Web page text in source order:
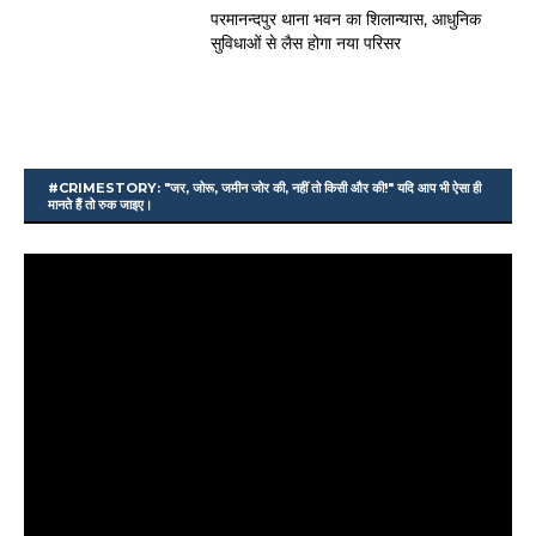
परमानन्दपुर थाना भवन का शिलान्यास, आधुनिक
सुविधाओं से लैस होगा नया परिसर
#CRIMESTORY: "जर, जोरू, जमीन जोर की, नहीं तो किसी और की!" यदि आप भी ऐसा ही
मानते हैं तो रुक जाइए।